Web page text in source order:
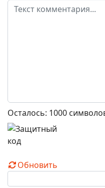
Осталось: 1000
Обновить